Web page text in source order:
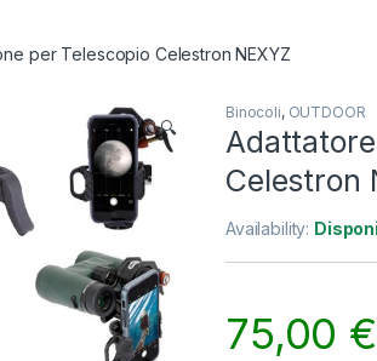
per Telescopio Celestron NEXYZ
🔍
Binocoli, OUTDOOR
Celestron
Availability:
75,00 €